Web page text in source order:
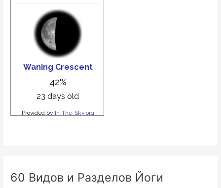
60 Видов и Разделов Йоги